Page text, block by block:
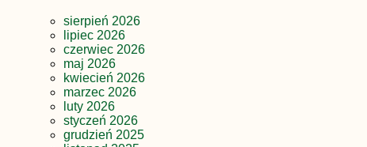
sierpień 2026
lipiec 2026
czerwiec 2026
maj 2026
kwiecień 2026
marzec 2026
luty 2026
styczeń 2026
grudzień 2025